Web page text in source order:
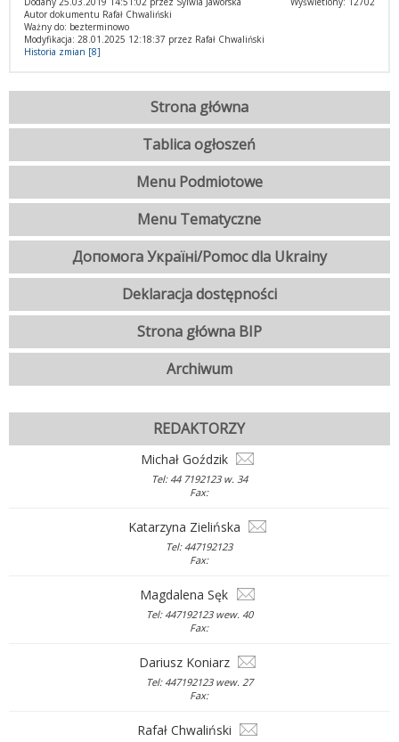
Autor dokumentu Rafał Chwaliński
Ważny do: bezterminowo
Modyfikacja: 28.01.2025 12:18:37 przez Rafał Chwaliński
Historia zmian [8]
Strona główna
Tablica ogłoszeń
Menu Podmiotowe
Menu Tematyczne
Допомога Україні/Pomoc dla Ukrainy
Deklaracja dostępności
Strona główna BIP
Archiwum
REDAKTORZY
Michał Goździk
Tel: 44 7192123 w. 34
Fax:
Katarzyna Zielińska
Tel: 447192123
Fax:
Magdalena Sęk
Tel: 447192123 wew. 40
Fax:
Dariusz Koniarz
Tel: 447192123 wew. 27
Fax:
Rafał Chwaliński